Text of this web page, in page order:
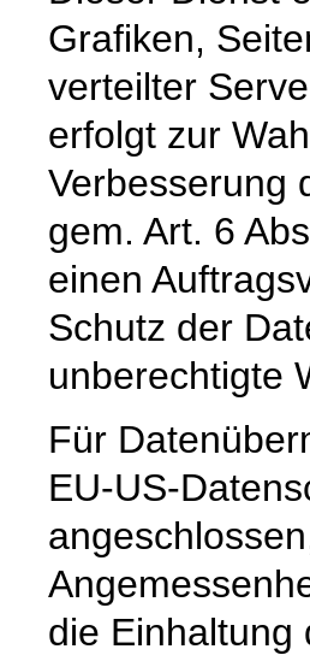
Grafiken,
verteilter
erfolgt zur
Verbesserung
gem. Art. 6
einen
Schutz der
unberechtigte
Für
EU-US-
die Einhaltung